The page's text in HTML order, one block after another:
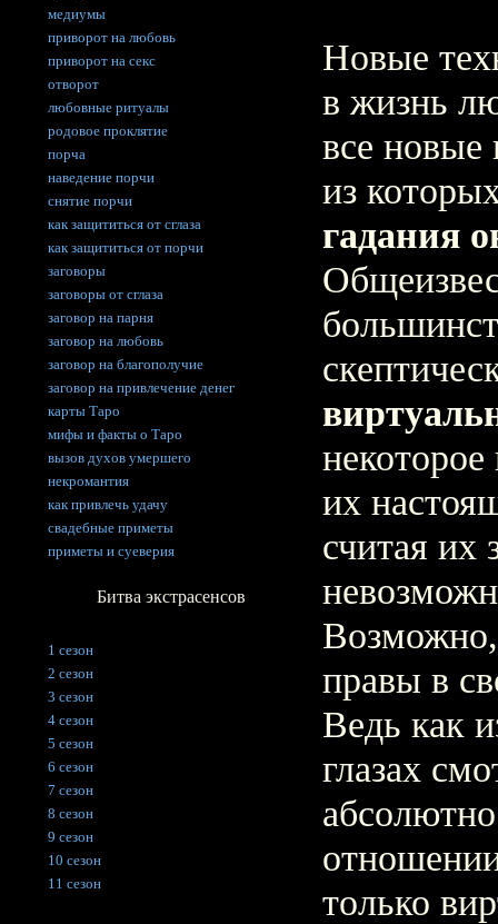
Новые
в жизнь
все новые
из
гадания
их
считая их
правы в
Ведь как
глазах
только
медиумы
приворот на любовь
приворот на секс
отворот
любовные ритуалы
родовое проклятие
порча
наведение порчи
снятие порчи
как защититься от сглаза
как защититься от порчи
заговоры
заговоры от сглаза
заговор на парня
заговор на любовь
заговор на благополучие
заговор на привлечение денег
карты Таро
мифы и факты о Таро
вызов духов умершего
некромантия
как привлечь удачу
свадебные приметы
приметы и суеверия
Битва экстрасенсов
1 сезон
2 сезон
3 сезон
4 сезон
5 сезон
6 сезон
7 сезон
8 сезон
9 сезон
10 сезон
11 сезон